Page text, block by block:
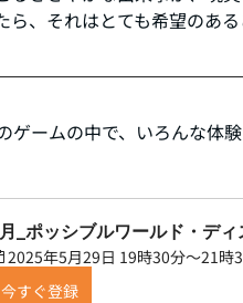
、それはとても希望のある
ゲームの中で、いろんな体
_ポッシブルワールド・デ
2025年5月29日 19時30分～21時
今すぐ登録